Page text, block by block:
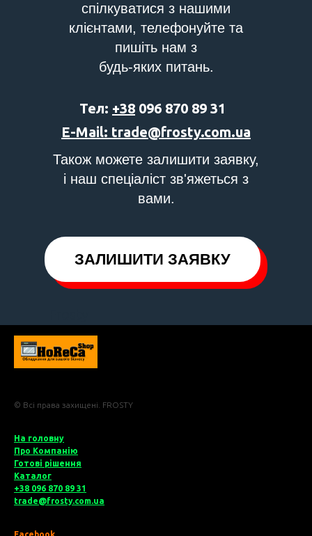
спілкуватися з нашими
клієнтами, телефонуйте та
пишіть нам з
будь-яких питань.
Також можете залишити заявку,
і наш спеціаліст зв'яжеться з
вами.
ЗАЛИШИТИ ЗАЯВКУ
E-Mail: trade@frosty.com.ua
Тел: +38 096 870 89 31
© Всі права захищені. FROSTY
На головну
Про Компанію
Готові рішення
Каталог
+38 096 870 89 31
trade@frosty.com.ua